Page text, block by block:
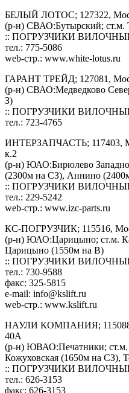
БЕЛЫЙ ЛОТОС; 127322,
(р-н) СВАО:Бутырский; ст.м.
:: ПОГРУЗЧИКИ
тел.: 775-5086
web-стр.: www.white-lotus.ru
ГАРАНТ ТРЕЙД; 127081,
(р-н) СВАО:Медведково
З)
:: ПОГРУЗЧИКИ
тел.: 723-4765
ИНТЕРЗАПЧАСТЬ; 117403,
к.2
(р-н) ЮАО:Бирюлево
(2300м на СЗ), Аннино
:: ПОГРУЗЧИКИ
тел.: 229-5242
web-стр.: www.izc-parts.ru
КС-ПОГРУЗЧИК; 115516,
(р-н) ЮАО:Царицыно; ст.м.
Царицыно (1550м на В)
:: ПОГРУЗЧИКИ
тел.: 730-9588
факс: 325-5815
e-mail: info@kslift.ru
web-стр.: www.kslift.ru
НАУЛИ КОМПАНИЯ; 115088,
40А
(р-н) ЮВАО:Печатники;
Кожуховская (1650м на СЗ),
:: ПОГРУЗЧИКИ
тел.: 626-3153
факс: 626-3153